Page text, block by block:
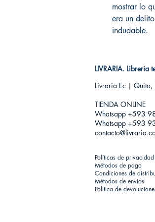
mostrar lo
era un
indudable.
LIVRARIA. Libreria
Livraria Ec | Quito,
TIENDA ONLINE​
Whatsapp +593
Whatsapp +593
Políticas de
Métodos de pago
Condiciones de
Métodos de envíos
Política de